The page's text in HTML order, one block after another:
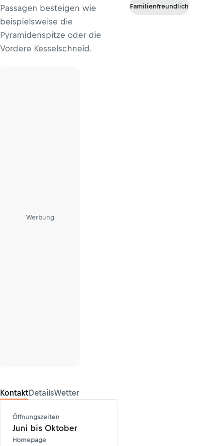
Passagen besteigen wie
beispielsweise die
Pyramidenspitze oder die
Vordere Kesselschneid.
Werbung
KontaktDetailsWetter
Öffnungszeiten
Juni bis Oktober
Homepage
Familienfreundlich